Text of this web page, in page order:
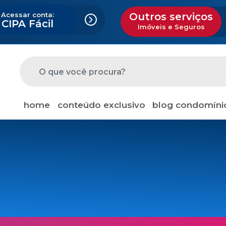
Acessar conta:
CIPA Fácil
Outros serviços
Imóveis e Seguros
home conteúdo exclusivo blog